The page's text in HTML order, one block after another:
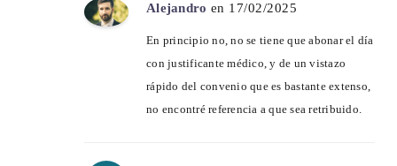
Alejandro en 17/02/2025
En principio no, no se tiene que abonar el día
con justificante médico, y de un vistazo
rápido del convenio que es bastante extenso,
no encontré referencia a que sea retribuido.